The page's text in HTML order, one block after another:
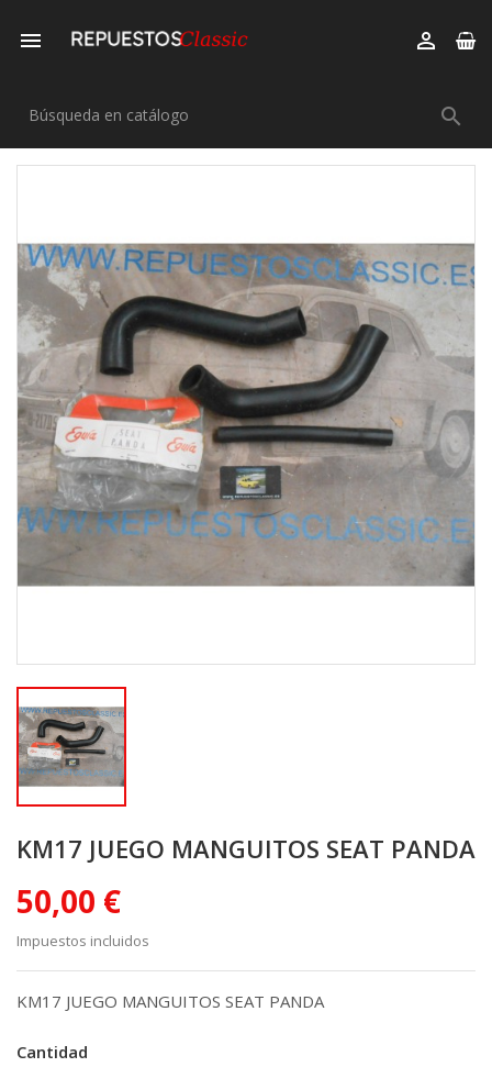
 

KM17 JUEGO MANGUITOS SEAT PANDA
50,00 €
Impuestos incluidos
KM17 JUEGO MANGUITOS SEAT PANDA
Cantidad